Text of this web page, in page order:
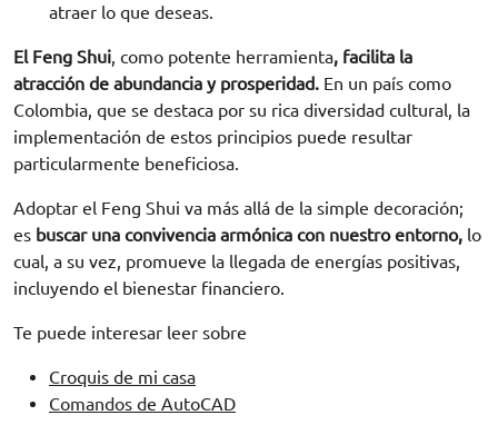
atraer lo que deseas.
El Feng Shui, como potente herramienta, facilita la
atracción de abundancia y prosperidad. En un país como
Colombia, que se destaca por su rica diversidad cultural, la
implementación de estos principios puede resultar
particularmente beneficiosa.
Adoptar el Feng Shui va más allá de la simple decoración;
es buscar una convivencia armónica con nuestro entorno, lo
cual, a su vez, promueve la llegada de energías positivas,
incluyendo el bienestar financiero.
Te puede interesar leer sobre
Croquis de mi casa
Comandos de AutoCAD